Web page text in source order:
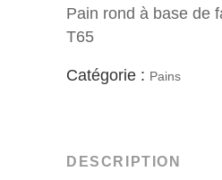
Pain rond à base de
T65
Catégorie : Pains
DESCRIPTION